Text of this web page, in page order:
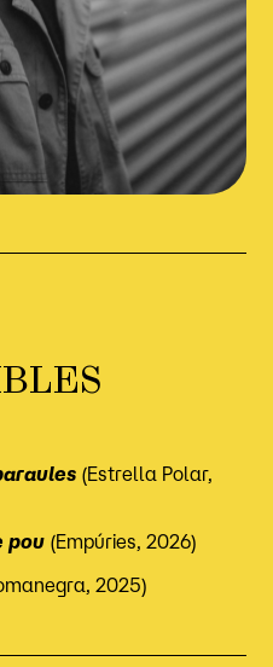
(Estrella Polar,
pou (Empúries, 2026)
2025)